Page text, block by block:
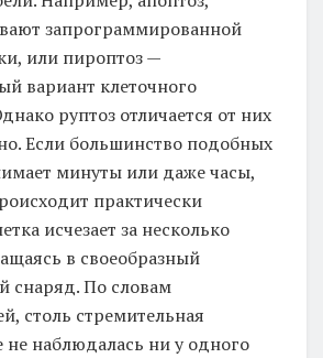
запрограммированной
или пироптоз —
вариант клеточного
руптоз отличается от них
Если большинство подобных
минуты или даже часы,
практически
исчезает за несколько
в своеобразный
снаряд. По словам
столь стремительная
не наблюдалась ни у одного